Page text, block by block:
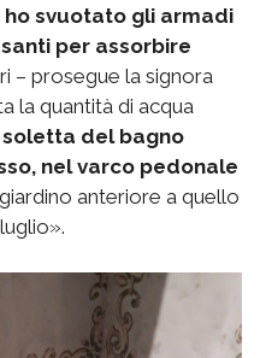
svuotato gli armadi
per assorbire
– prosegue la signora
la quantità di acqua
soletta del bagno
nel varco pedonale
anteriore a quello